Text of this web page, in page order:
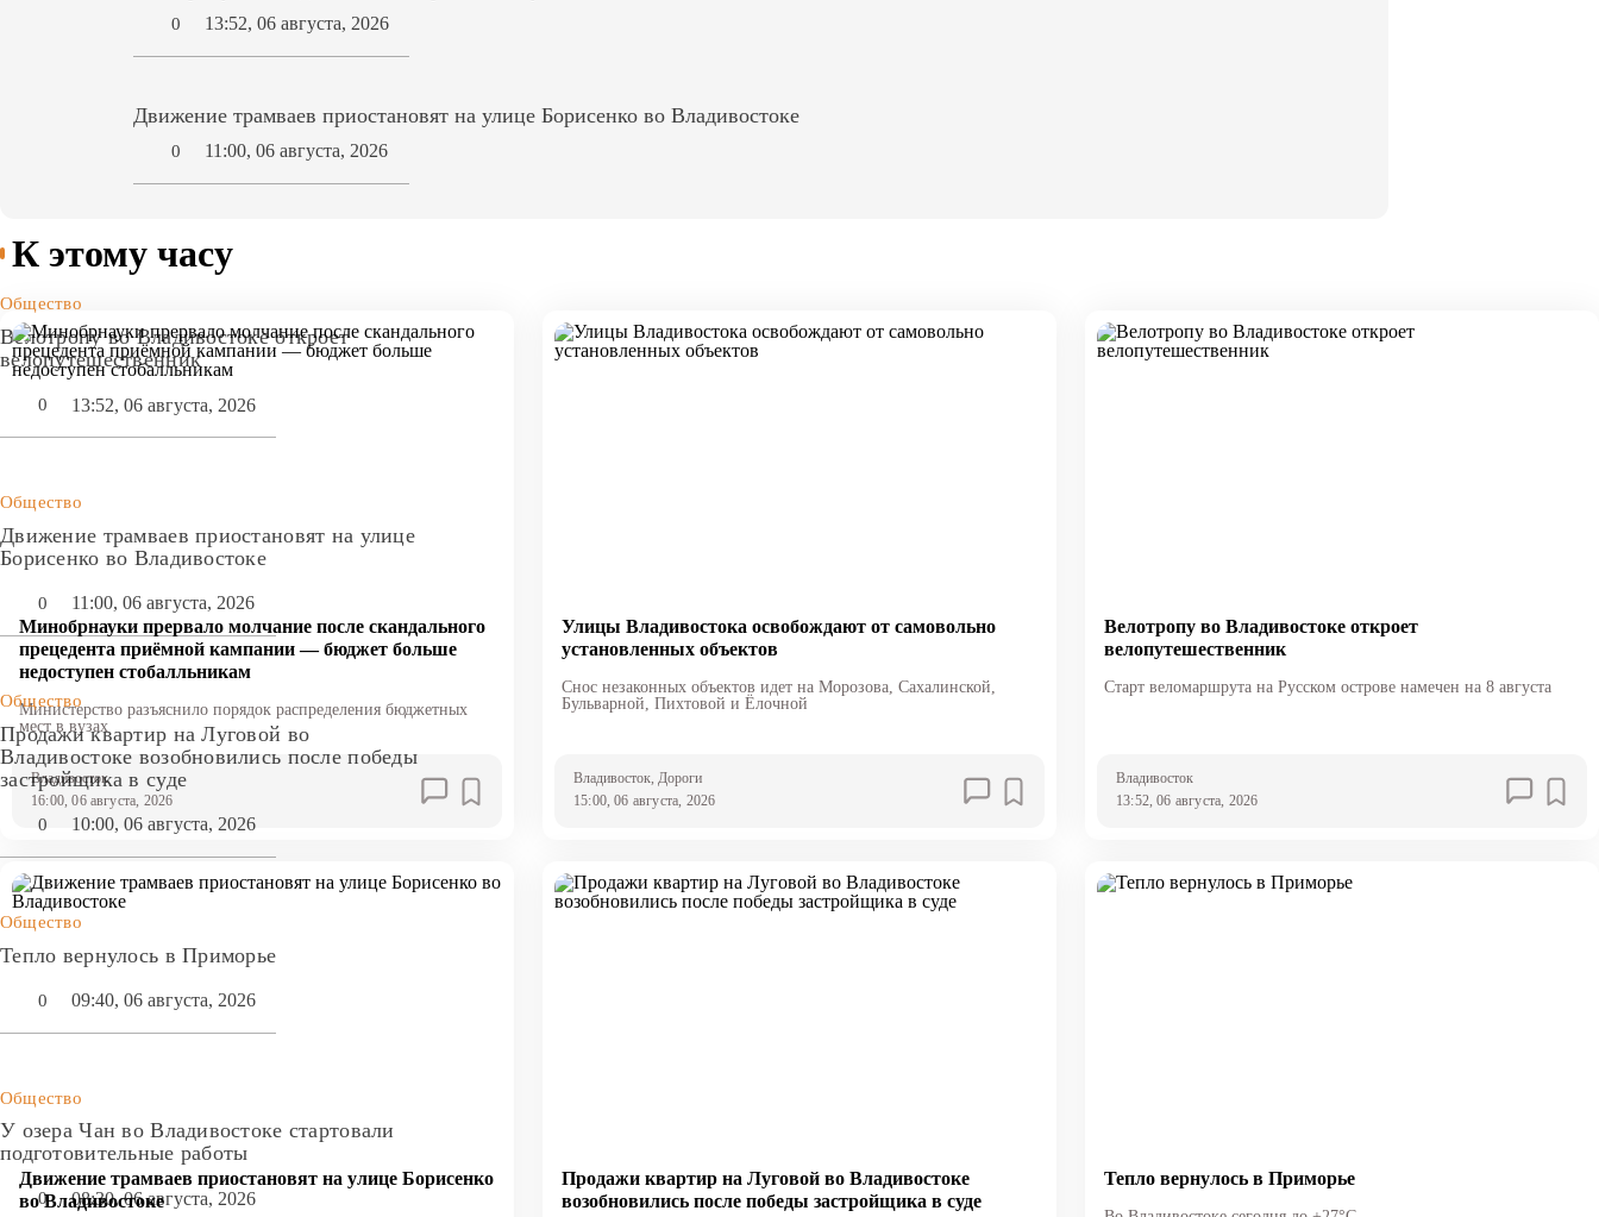
0 13:52, 06 августа, 2026
Движение трамваев приостановят на улице Борисенко во Владивостоке
0 11:00, 06 августа, 2026
К этому часу
Общество
Велотропу во Владивостоке откроет
велопутешественник
0 13:52, 06 августа, 2026
Общество
Движение трамваев приостановят на улице
Борисенко во Владивостоке
0 11:00, 06 августа, 2026
Общество
Продажи квартир на Луговой во
Владивостоке возобновились после победы
застройщика в суде
0 10:00, 06 августа, 2026
Общество
Тепло вернулось в Приморье
0 09:40, 06 августа, 2026
Общество
У озера Чан во Владивостоке стартовали
подготовительные работы
0 08:30, 06 августа, 2026
Минобрнауки прервало молчание после скандального
прецедента приёмной кампании — бюджет больше
недоступен стобалльникам
Министерство разъяснило порядок распределения бюджетных
мест в вузах
Владивосток
16:00, 06 августа, 2026
Улицы Владивостока освобождают от самовольно
установленных объектов
Снос незаконных объектов идет на Морозова, Сахалинской,
Бульварной, Пихтовой и Ёлочной
Владивосток, Дороги
15:00, 06 августа, 2026
Велотропу во Владивостоке откроет
велопутешественник
Старт веломаршрута на Русском острове намечен на 8 августа
Владивосток
13:52, 06 августа, 2026
Движение трамваев приостановят на улице Борисенко
во Владивостоке
Продажи квартир на Луговой во Владивостоке
возобновились после победы застройщика в суде
Тепло вернулось в Приморье